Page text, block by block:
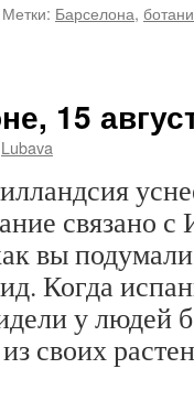
Метки: Барселона,
15
Lubava
связано с
вы
Когда
у людей
своих